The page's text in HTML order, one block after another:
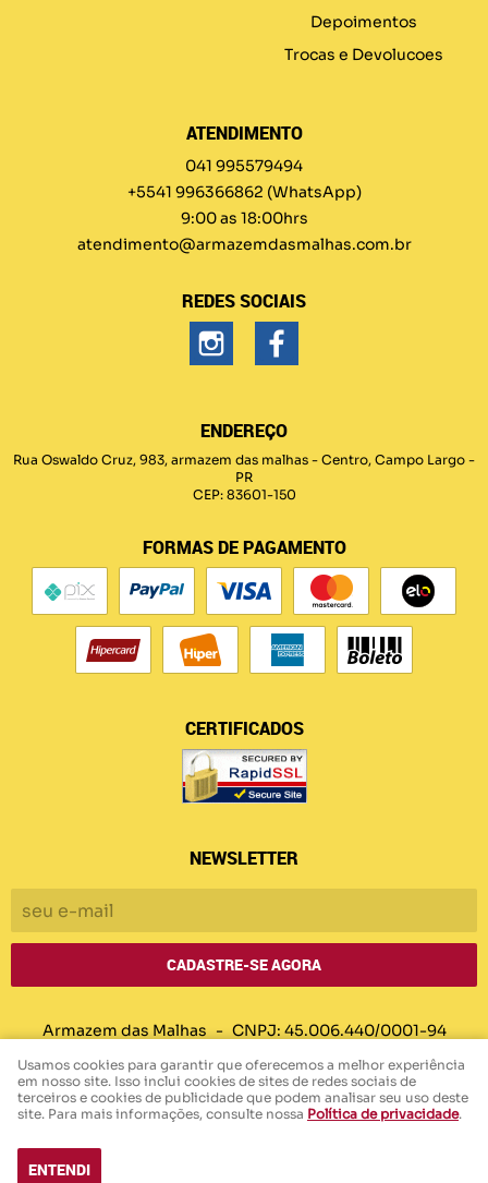
Depoimentos
Trocas e Devolucoes
ATENDIMENTO
041 995579494
+5541 996366862 (WhatsApp)
9:00 as 18:00hrs
atendimento@armazemdasmalhas.com.br
REDES SOCIAIS
ENDEREÇO
Rua Oswaldo Cruz, 983, armazem das malhas - Centro, Campo Largo -
PR
CEP: 83601-150
FORMAS DE PAGAMENTO
CERTIFICADOS
NEWSLETTER
CADASTRE-SE AGORA
Armazem das Malhas CNPJ: 45.006.440/0001-94
LOJA VIRTUAL CRIADA POR
Usamos cookies para garantir que oferecemos a melhor experiência
em nosso site. Isso inclui cookies de sites de redes sociais de
terceiros e cookies de publicidade que podem analisar seu uso deste
site. Para mais informações, consulte nossa Política de privacidade.
ENTENDI